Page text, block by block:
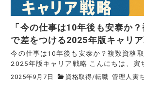
「今の仕事は10年後も安泰か
で差をつける2025年版キャリア
今の仕事は10年後も安泰か？複数資格
2025年版キャリア戦略 こんにちは、寅
2025年9月7日 資格取得/転職 管理人寅